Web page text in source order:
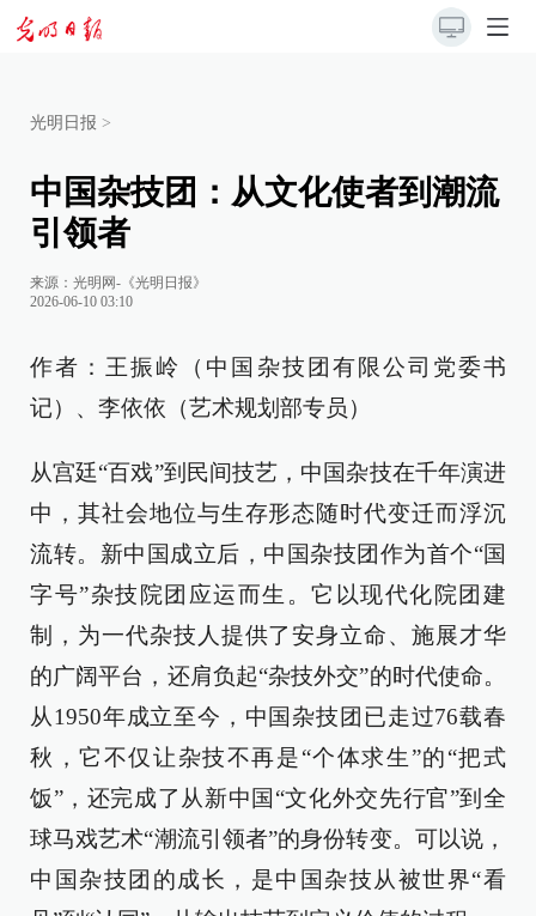
光明日报 >
中国杂技团：从文化使者到潮流
引领者
来源： 光明网-《光明日报》
2026-06-10 03:10
作者：王振岭（中国杂技团有限公司党委书
记）、李依依（艺术规划部专员）
从宫廷“百戏”到民间技艺，中国杂技在千年演进
中，其社会地位与生存形态随时代变迁而浮沉
流转。新中国成立后，中国杂技团作为首个“国
字号”杂技院团应运而生。它以现代化院团建
制，为一代杂技人提供了安身立命、施展才华
的广阔平台，还肩负起“杂技外交”的时代使命。
从1950年成立至今，中国杂技团已走过76载春
秋，它不仅让杂技不再是“个体求生”的“把式
饭”，还完成了从新中国“文化外交先行官”到全
球马戏艺术“潮流引领者”的身份转变。可以说，
中国杂技团的成长，是中国杂技从被世界“看